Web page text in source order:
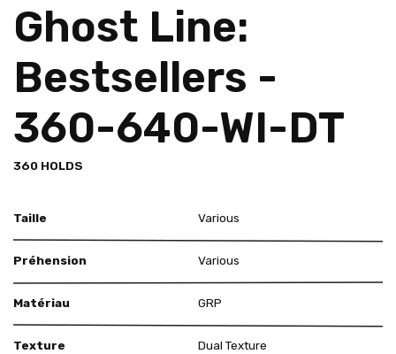
Ghost Line:
Bestsellers -
360-640-WI-DT
360 HOLDS
Taille Various
Préhension Various
Matériau GRP
Texture Dual Texture